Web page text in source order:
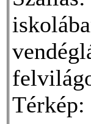
Térkép: